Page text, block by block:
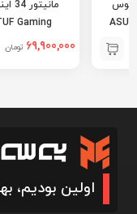
ایسوس
Gaming
69,900,000 تومان
اولین بودیم،